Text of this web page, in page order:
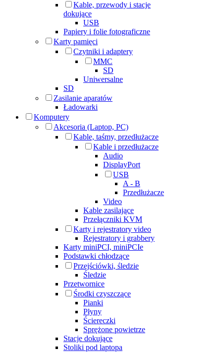
Kable, przewody i stacje
dokujące
USB
Papiery i folie fotograficzne
Karty pamięci
Czytniki i adaptery
MMC
SD
Uniwersalne
SD
Zasilanie aparatów
Ładowarki
Komputery
Akcesoria (Laptop, PC)
Kable, taśmy, przedłużacze
Kable i przedłużacze
Audio
DisplayPort
USB
A - B
Przedłużacze
Video
Kable zasilające
Przełączniki KVM
Karty i rejestratory video
Rejestratory i grabbery
Karty miniPCI, miniPCIe
Podstawki chłodzące
Przejściówki, śledzie
Śledzie
Przetwornice
Środki czyszczące
Pianki
Płyny
Ściereczki
Sprężone powietrze
Stacje dokujące
Stoliki pod laptopa